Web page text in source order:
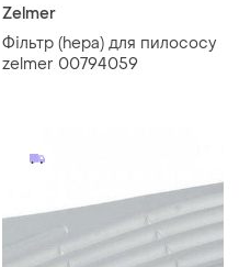
Zelmer
Фільтр (hepa) для пилососу
zelmer 00794059